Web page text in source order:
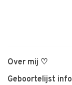
Over mij ♡
Geboortelijst info